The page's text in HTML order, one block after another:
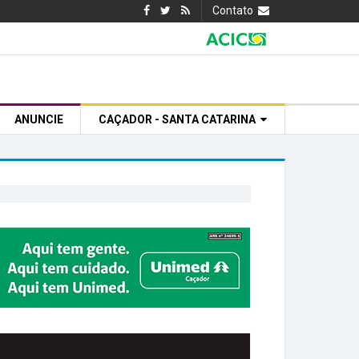
Contato
ANUNCIE CAÇADOR - SANTA CATARINA